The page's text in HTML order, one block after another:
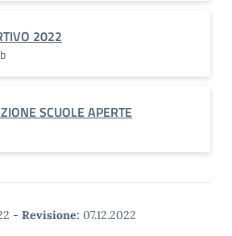
2022
SCUOLE APERTE
- Revisione: 07.12.2022